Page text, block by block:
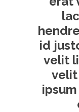
id
velit
velit